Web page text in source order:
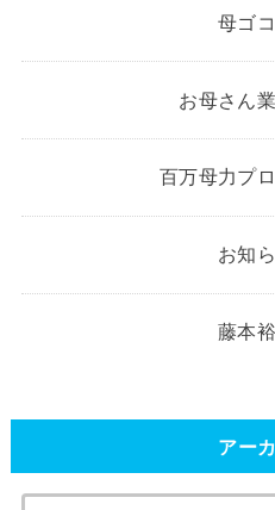
母ゴ
お母さん
百万母力プ
お知
藤本
アー